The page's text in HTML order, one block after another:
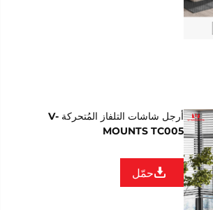
أرجل شاشات التلفاز المُتحركة V-
MOUNTS TC005
حمّل